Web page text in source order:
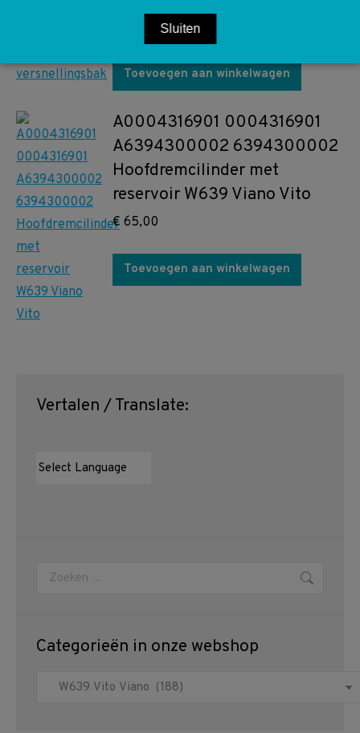
Toevoegen aan winkelwagen
A0004316901 0004316901
A6394300002 6394300002
Hoofdremcilinder met
reservoir W639 Viano Vito
€ 65,00
Toevoegen aan winkelwagen
Vertalen / Translate:
Zoeken:
Categorieën in onze webshop
Sluiten